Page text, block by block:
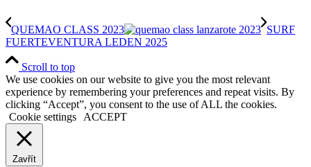
QUEMAO CLASS 2023
SURF
FUERTEVENTURA LEDEN 2025
Scroll to top
We use cookies on our website to give you the most relevant
experience by remembering your preferences and repeat visits. By
clicking “Accept”, you consent to the use of ALL the cookies.
Cookie settings
ACCEPT
Zavřít